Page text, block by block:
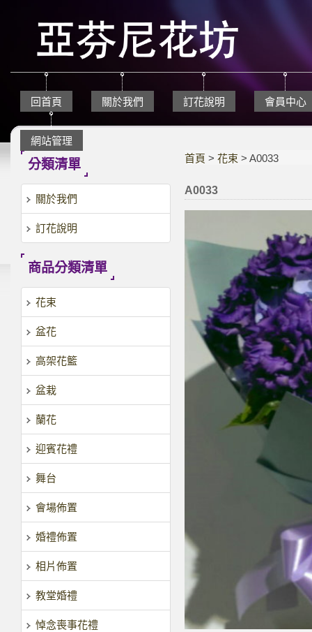
回首頁 關於我們 訂花說明 會員中心
網站管理
分類清單
關於我們
訂花說明
商品分類清單
花束
盆花
高架花籃
盆栽
蘭花
迎賓花禮
舞台
會場佈置
婚禮佈置
相片佈置
教堂婚禮
悼念喪事花禮
首頁 >花束 > A0033
A0033